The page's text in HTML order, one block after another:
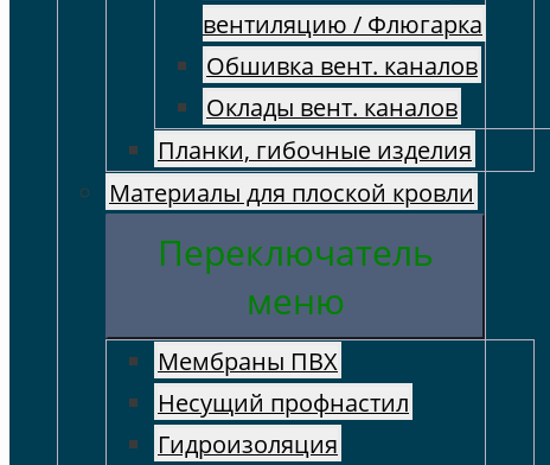
вентиляцию / Флюгарка
Обшивка вент. каналов
Оклады вент. каналов
Планки, гибочные изделия
Материалы для плоской кровли
Переключатель
меню
Мембраны ПВХ
Несущий профнастил
Гидроизоляция